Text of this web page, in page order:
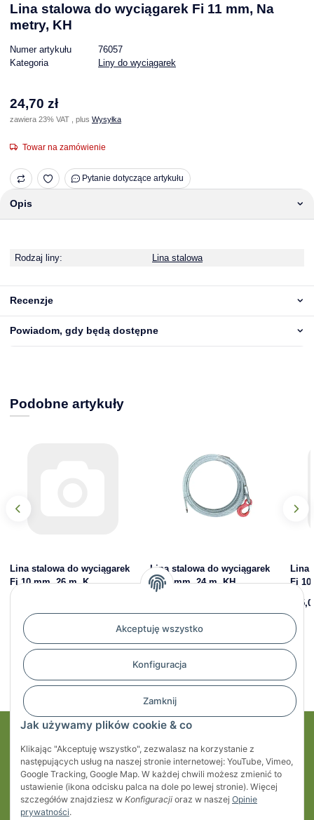
Akceptuję wszystko
Konfiguracja
Zamknij
Jak używamy plików cookie & co
Klikając "Akceptuję wszystko", zezwalasz na korzystanie z
następujących usług na naszej stronie internetowej: YouTube, Vimeo,
Google Tracking, Google Map. W każdej chwili możesz zmienić to
ustawienie (ikona odcisku palca na dole po lewej stronie). Więcej
szczegółów znajdziesz w Konfiguracji oraz w naszej Opinie
prywatności.
Lina stalowa do wyciągarek Fi 11 mm, Na
metry, KH
Numer artykułu
76057
Kategoria
Liny do wyciągarek
24,70 zł
zawiera 23% VAT , plus Wysyłka
Towar na zamówienie
Pytanie dotyczące artykułu
Opis
Rodzaj liny: Lina stalowa
Recenzje
Powiadom, gdy będą dostępne
Podobne artykuły
Lina stalowa do wyciągarek
Fi 10 mm, 26 m, K
Lina stalowa do wyciągarek
Fi 16 mm, 24 m, KH
Lina
Fi 10
Regulaminy
Informacje